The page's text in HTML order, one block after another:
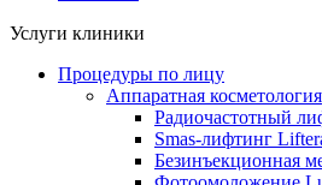
Услуги клиники
Процедуры по лицу
Аппаратная косметология
Радиочастотный
Smas-лифтинг
Безинъекционная